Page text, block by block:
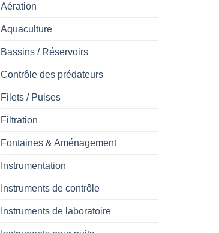
Aération
Aquaculture
Bassins / Réservoirs
Contrôle des prédateurs
Filets / Puises
Filtration
Fontaines & Aménagement
Instrumentation
Instruments de contrôle
Instruments de laboratoire